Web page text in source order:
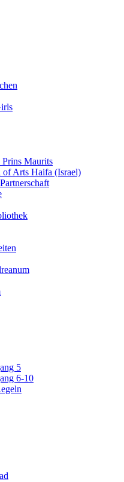
Maurits
Arts Haifa (Israel)
5
6-10